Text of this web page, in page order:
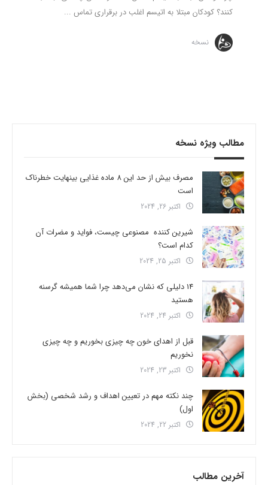
کنند؟ کودکان مبتلا به اتیسم اغلب در برقراری تماس ...
نسخه
مطالب ویژه نسخه
مصرف بیش از حد این 8 ماده غذایی بینهایت خطرناک
است
اکتبر 26, 2024
شیرین کننده مصنوعی چیست، فواید و مضرات آن
کدام است؟
اکتبر 25, 2024
14 دلیلی که نشان می‌دهد چرا شما همیشه گرسنه
هستید
اکتبر 24, 2024
قبل از اهدای خون چه چیزی بخوریم و چه چیزی
نخوریم
اکتبر 23, 2024
چند نکته مهم در تعیین اهداف و رشد شخصی (بخش
اول)
اکتبر 22, 2024
آخرین مطالب